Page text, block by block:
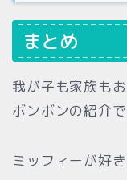
まとめ
我が子も家族も
ボンボンの紹介で
ミッフィーが好